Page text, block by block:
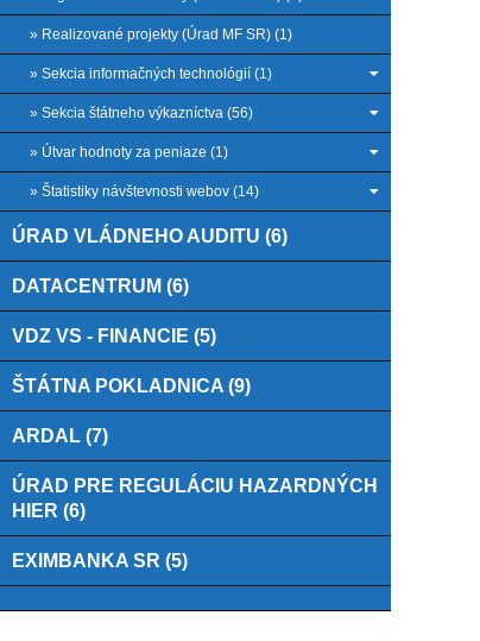
» Realizované projekty (Úrad MF SR) (1)
» Sekcia informačných technológií (1)
» Sekcia štátneho výkazníctva (56)
» Útvar hodnoty za peniaze (1)
» Štatistiky návštevnosti webov (14)
ÚRAD VLÁDNEHO AUDITU (6)
DATACENTRUM (6)
VDZ VS - FINANCIE (5)
ŠTÁTNA POKLADNICA (9)
ARDAL (7)
ÚRAD PRE REGULÁCIU HAZARDNÝCH
HIER (6)
EXIMBANKA SR (5)